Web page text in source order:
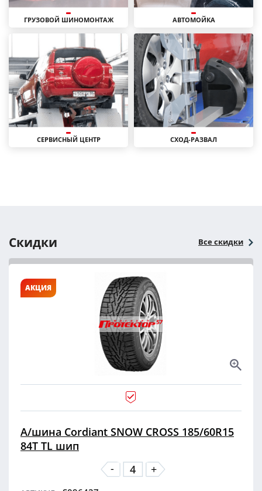
ГРУЗОВОЙ ШИНОМОНТАЖ АВТОМОЙКА
СЕРВИСНЫЙ ЦЕНТР СХОД-РАЗВАЛ
Скидки Все скидки
АКЦИЯ
А/шина Cordiant SNOW CROSS 185/60R15
84T TL шип
-
+